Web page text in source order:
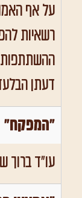
על אף
רשאיות
ההשתתפות
דעתן
"המפקח"
עו"ד ברוך